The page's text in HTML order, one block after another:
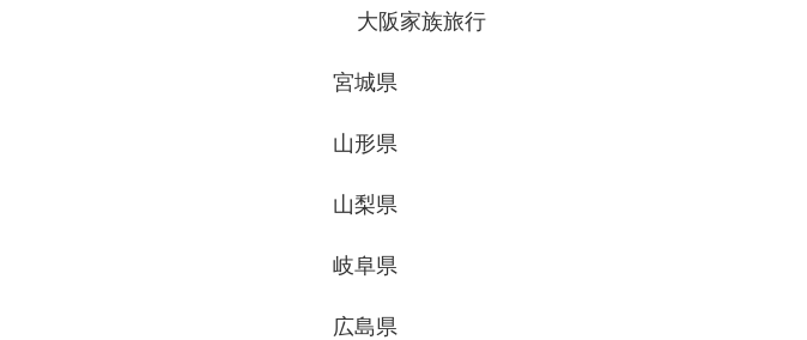
大阪家族旅行
宮城県
山形県
山梨県
岐阜県
広島県